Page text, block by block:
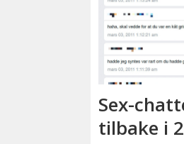
Sex-
tilbake i